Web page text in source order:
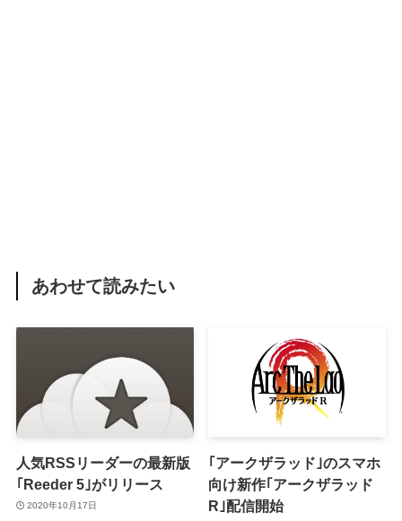
あわせて読みたい
人気RSSリーダーの最新版
｢Reeder 5｣がリリース
2020年10月17日
｢アークザラッド｣のスマホ
向け新作｢アークザラッド
R｣配信開始